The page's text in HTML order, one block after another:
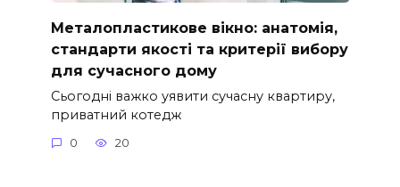
Металопластикове вікно: анатомія,
стандарти якості та критерії вибору
для сучасного дому
Сьогодні важко уявити сучасну квартиру,
приватний котедж
0 20